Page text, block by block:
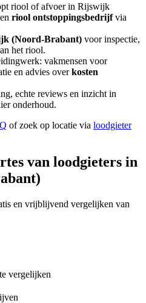
riool of afvoer in Rijswijk
riool ontstoppingsbedrijfvia
(Noord-Brabant) voor inspectie,
het riool.
vakmensen voor
en advies overkosten
echte reviews en inzicht in
onderhoud.
of zoek op locatie via loodgieter
van loodgieters in
en vrijblijvend vergelijken van
vergelijken